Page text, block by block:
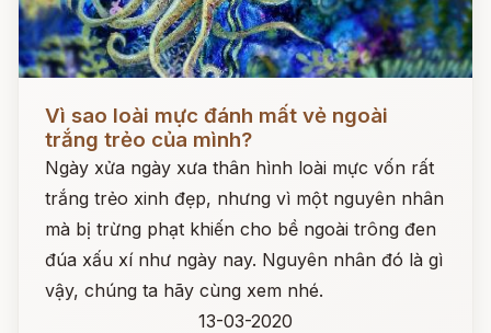
Vì sao loài mực đánh mất vẻ ngoài
trắng trẻo của mình?
Ngày xửa ngày xưa thân hình loài mực vốn rất
trắng trẻo xinh đẹp, nhưng vì một nguyên nhân
mà bị trừng phạt khiến cho bề ngoài trông đen
đúa xấu xí như ngày nay. Nguyên nhân đó là gì
vậy, chúng ta hãy cùng xem nhé.
13-03-2020